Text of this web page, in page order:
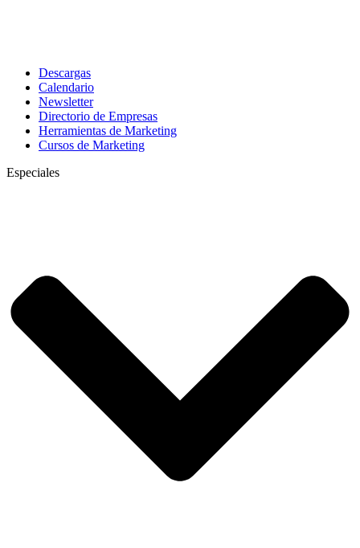
Descargas
Calendario
Newsletter
Directorio de Empresas
Herramientas de Marketing
Cursos de Marketing
Especiales